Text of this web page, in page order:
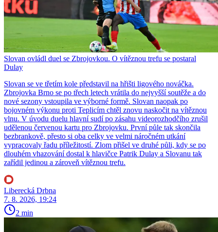
Slovan ovládl duel se Zbrojovkou. O vítěznou trefu se postaral
Dulay
Slovan se ve třetím kole představil na hřišti ligového nováčka.
Zbrojovka Brno se po třech letech vrátila do nejvyšší soutěže a do
nové sezony vstoupila ve výborné formě. Slovan naopak po
bojovném výkonu proti Teplicím chtěl znovu naskočit na vítěznou
vlnu. V úvodu duelu hlavní sudí po zásahu videorozhodčího zrušil
udělenou červenou kartu pro Zbrojovku. První půle tak skončila
bezbrankově, přesto si oba celky ve velmi náročném utkání
vypracovaly řadu příležitostí. Zlom přišel ve druhé půli, kdy se po
dlouhém vhazování dostal k hlavičce Patrik Dulay a Slovanu tak
zařídil jedinou a zároveň vítěznou trefu.
Liberecká Drbna
7. 8. 2026, 19:24
2 min